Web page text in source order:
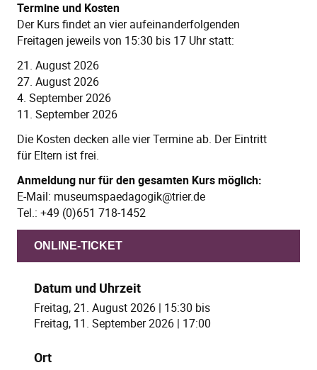
Termine und Kosten
Der Kurs findet an vier aufeinanderfolgenden
Freitagen jeweils von 15:30 bis 17 Uhr statt:
21. August 2026
27. August 2026
4. September 2026
11. September 2026
Die Kosten decken alle vier Termine ab. Der Eintritt
für Eltern ist frei.
Anmeldung nur für den gesamten Kurs möglich:
E-Mail: museumspaedagogik@trier.de
Tel.: +49 (0)651 718-1452
ONLINE-TICKET
Datum und Uhrzeit
Freitag, 21. August 2026 | 15:30 bis
Freitag, 11. September 2026 | 17:00
Ort